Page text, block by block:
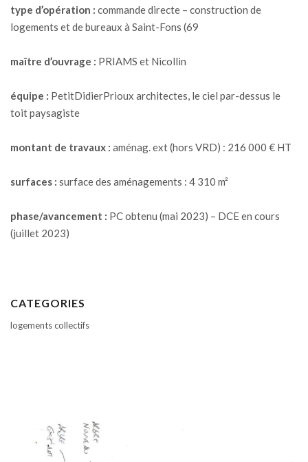
type d’opération : commande directe – construction de
logements et de bureaux à Saint-Fons (69
maître d’ouvrage : PRIAMS et Nicollin
équipe : PetitDidierPrioux architectes, le ciel par-dessus le
toit paysagiste
montant de travaux : aménag. ext (hors VRD) : 216 000 € HT
surfaces : surface des aménagements : 4 310 m²
phase/avancement : PC obtenu (mai 2023) – DCE en cours
(juillet 2023)
CATEGORIES
logements collectifs